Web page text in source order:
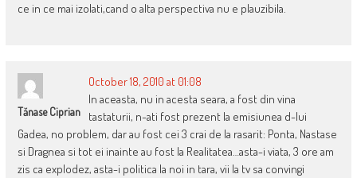
ce in ce mai izolati,cand o alta perspectiva nu e plauzibila.
Tănase Ciprian
October 18, 2010 at 01:08
In aceasta, nu in acesta seara, a fost din vina
tastaturii, n-ati fost prezent la emisiunea d-lui
Gadea, no problem, dar au fost cei 3 crai de la rasarit: Ponta, Nastase
si Dragnea si tot ei inainte au fost la Realitatea…asta-i viata, 3 ore am
zis ca explodez, asta-i politica la noi in tara, vii la tv sa convingi